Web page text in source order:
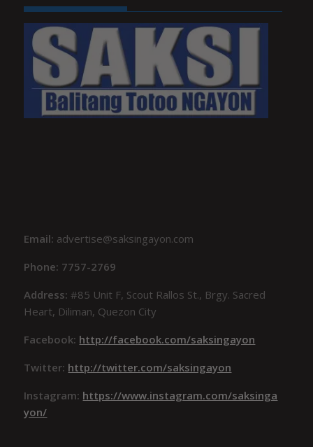
Email: advertise@saksingayon.com
Phone: 7757-2769
Address:#85 Unit F, Scout Rallos St., Brgy. Sacred
Heart, Diliman, Quezon City
Facebook: http://facebook.com/saksingayon
Twitter: http://twitter.com/saksingayon
Instagram: https://www.instagram.com/saksinga
yon/